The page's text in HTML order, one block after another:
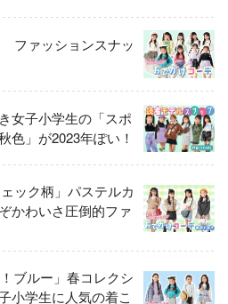
ファッションスナッ
女子小学生の「スポ
色」が2023年ぽい！
ック柄」パステルカ
かわいさ圧倒的ファ
ブルー」春コレクシ
小学生に人気の着こ